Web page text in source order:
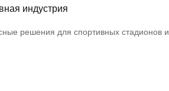
индустрия
решения для спортивных стадионов и